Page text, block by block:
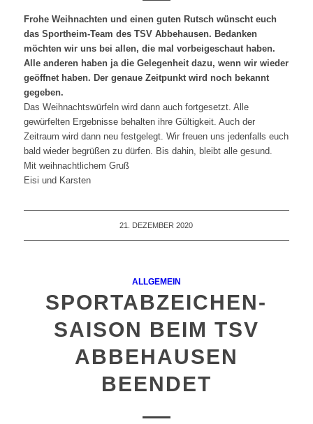
Frohe Weihnachten und einen guten Rutsch wünscht euch
das Sportheim-Team des TSV Abbehausen. Bedanken
möchten wir uns bei allen, die mal vorbeigeschaut haben.
Alle anderen haben ja die Gelegenheit dazu, wenn wir wieder
geöffnet haben. Der genaue Zeitpunkt wird noch bekannt
gegeben.
Das Weihnachtswürfeln wird dann auch fortgesetzt. Alle
gewürfelten Ergebnisse behalten ihre Gültigkeit. Auch der
Zeitraum wird dann neu festgelegt. Wir freuen uns jedenfalls euch
bald wieder begrüßen zu dürfen. Bis dahin, bleibt alle gesund.
Mit weihnachtlichem Gruß
Eisi und Karsten
21. DEZEMBER 2020
ALLGEMEIN
SPORTABZEICHEN-
SAISON BEIM TSV
ABBEHAUSEN
BEENDET